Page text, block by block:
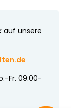
auf unsere
Fr. 09:00-